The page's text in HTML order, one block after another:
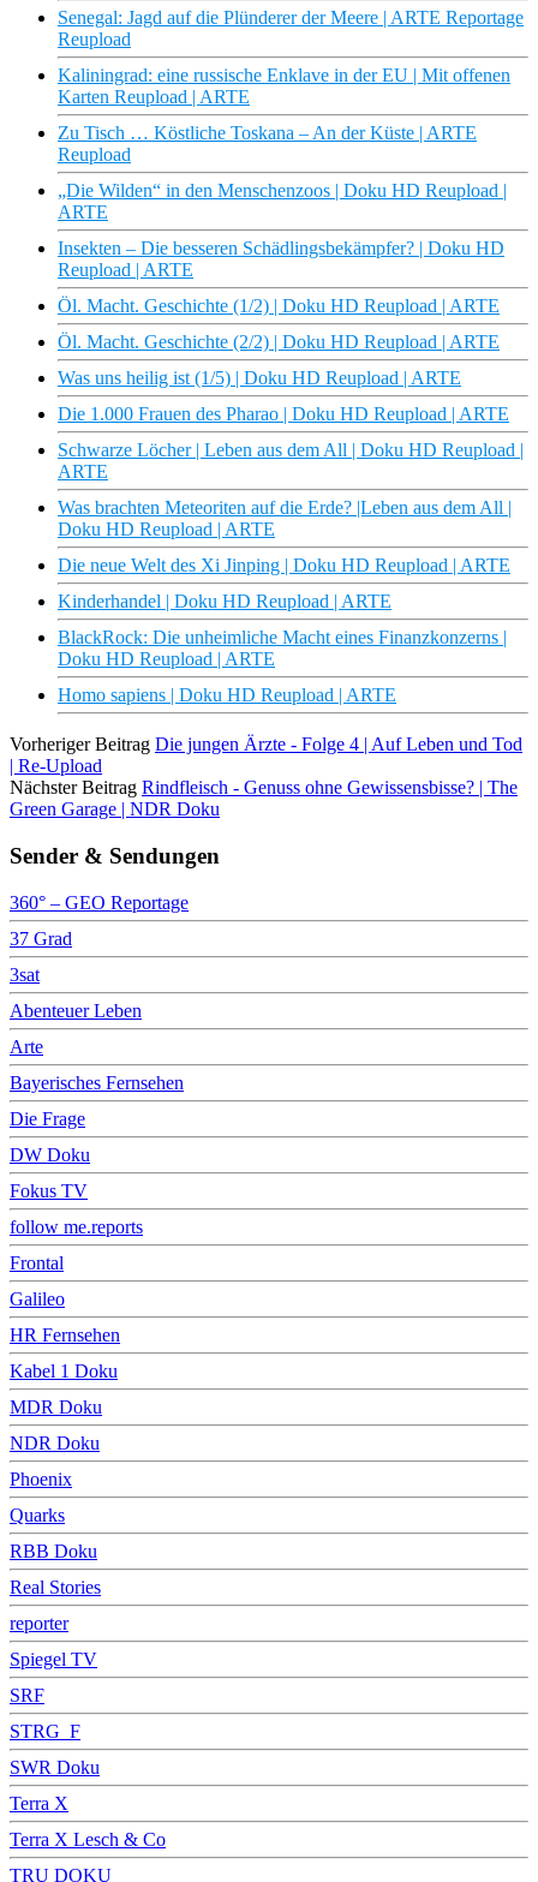
Senegal: Jagd auf die Plünderer der Meere | ARTE Reportage
Reupload
Kaliningrad: eine russische Enklave in der EU | Mit offenen
Karten Reupload | ARTE
Zu Tisch … Köstliche Toskana – An der Küste | ARTE
Reupload
„Die Wilden“ in den Menschenzoos | Doku HD Reupload |
ARTE
Insekten – Die besseren Schädlingsbekämpfer? | Doku HD
Reupload | ARTE
Öl. Macht. Geschichte (1/2) | Doku HD Reupload | ARTE
Öl. Macht. Geschichte (2/2) | Doku HD Reupload | ARTE
Was uns heilig ist (1/5) | Doku HD Reupload | ARTE
Die 1.000 Frauen des Pharao | Doku HD Reupload | ARTE
Schwarze Löcher | Leben aus dem All | Doku HD Reupload |
ARTE
Was brachten Meteoriten auf die Erde? |Leben aus dem All |
Doku HD Reupload | ARTE
Die neue Welt des Xi Jinping | Doku HD Reupload | ARTE
Kinderhandel | Doku HD Reupload | ARTE
BlackRock: Die unheimliche Macht eines Finanzkonzerns |
Doku HD Reupload | ARTE
Homo sapiens | Doku HD Reupload | ARTE
Vorheriger Beitrag Die jungen Ärzte - Folge 4 | Auf Leben und Tod
| Re-Upload
Nächster Beitrag Rindfleisch - Genuss ohne Gewissensbisse? | The
Green Garage | NDR Doku
Sender & Sendungen
360° – GEO Reportage
37 Grad
3sat
Abenteuer Leben
Arte
Bayerisches Fernsehen
Die Frage
DW Doku
Fokus TV
follow me.reports
Frontal
Galileo
HR Fernsehen
Kabel 1 Doku
MDR Doku
NDR Doku
Phoenix
Quarks
RBB Doku
Real Stories
reporter
Spiegel TV
SRF
STRG_F
SWR Doku
Terra X
Terra X Lesch & Co
TRU DOKU